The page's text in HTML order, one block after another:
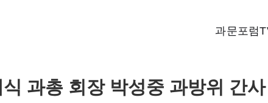
과문포럼
식 과총 회장 박성중 과방위 간사